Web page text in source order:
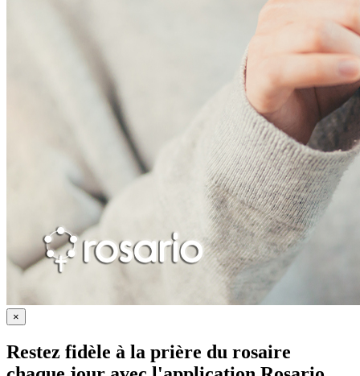
×
Restez fidèle à la prière du rosaire